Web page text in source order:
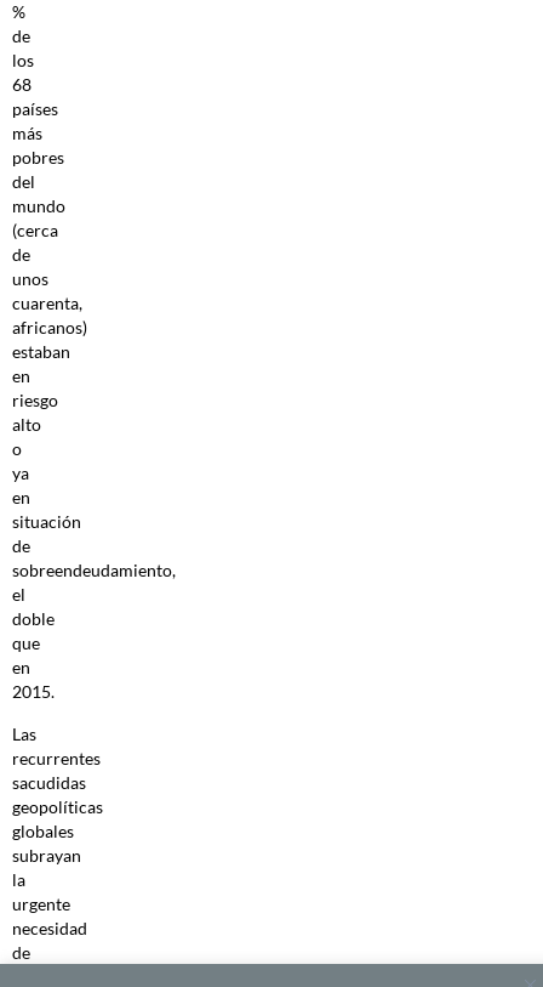
%
de
los
68
países
más
pobres
del
mundo
(cerca
de
unos
cuarenta,
africanos)
estaban
en
riesgo
alto
o
ya
en
situación
de
sobreendeudamiento,
el
doble
que
en
2015.
Las
recurrentes
sacudidas
geopolíticas
globales
subrayan
la
urgente
necesidad
de